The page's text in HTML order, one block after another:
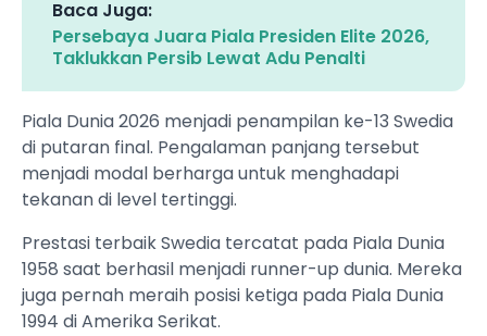
Baca Juga:
Persebaya Juara Piala Presiden Elite 2026,
Taklukkan Persib Lewat Adu Penalti
Piala Dunia 2026 menjadi penampilan ke-13 Swedia
di putaran final. Pengalaman panjang tersebut
menjadi modal berharga untuk menghadapi
tekanan di level tertinggi.
Prestasi terbaik Swedia tercatat pada Piala Dunia
1958 saat berhasil menjadi runner-up dunia. Mereka
juga pernah meraih posisi ketiga pada Piala Dunia
1994 di Amerika Serikat.